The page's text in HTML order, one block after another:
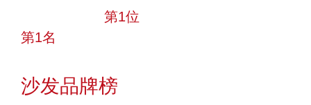
第1位
第1名
沙发品牌榜